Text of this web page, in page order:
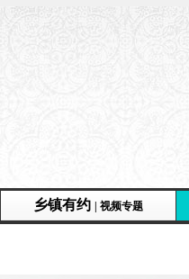
6月30日广德
印象广德文
乡镇有约 | 视频专题